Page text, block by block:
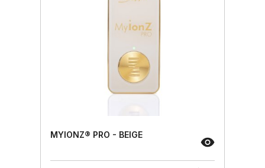
MYIONZ® PRO - BEIGE